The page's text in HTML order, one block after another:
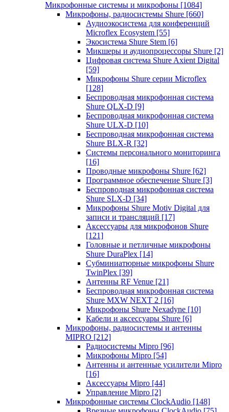
Микрофонные системы и микрофоны [1084]
Микрофоны, радиосистемы Shure [660]
Аудиоэкосистема для конференций
Microflex Ecosystem [55]
Экосистема Shure Stem [6]
Микшеры и аудиопроцессоры Shure [2]
Цифровая система Shure Axient Digital
[59]
Микрофоны Shure серии Microflex
[128]
Беспроводная микрофонная система
Shure QLX-D [9]
Беспроводная микрофонная система
Shure ULX-D [10]
Беспроводная микрофонная система
Shure BLX-R [32]
Системы персонального мониторинга
[16]
Проводные микрофоны Shure [62]
Программное обеспечение Shure [3]
Беспроводная микрофонная система
Shure SLX-D [34]
Микрофоны Shure Motiv Digital для
записи и трансляций [17]
Аксессуары для микрофонов Shure
[121]
Головные и петличные микрофоны
Shure DuraPlex [14]
Субминиатюрные микрофоны Shure
TwinPlex [39]
Антенны RF Venue [21]
Беспроводная микрофонная система
Shure MXW NEXT 2 [16]
Микрофоны Shure Nexadyne [10]
Кабели и аксессуары Shure [6]
Микрофоны, радиосистемы и антенны
MIPRO [212]
Радиосистемы Mipro [96]
Микрофоны Mipro [54]
Антенны и антенные усилители Mipro
[16]
Аксессуары Mipro [44]
Управление Mipro [2]
Микрофонные системы ClockAudio [148]